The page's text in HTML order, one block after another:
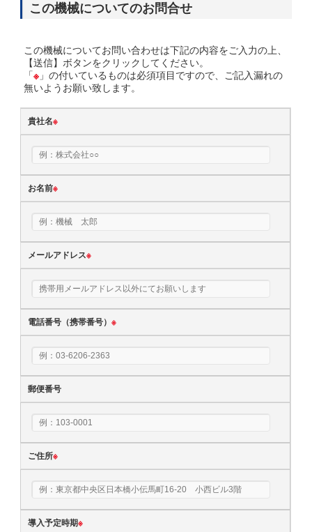
この機械についてのお問合せ
この機械についてお問い合わせは下記の内容をご入力の上、
【送信】ボタンをクリックしてください。
「※ 」の付いているものは必須項目ですので、ご記入漏れの
無いようお願い致します。
貴社名※
お名前※
メールアドレス※
電話番号（携帯番号）※
郵便番号
ご住所※
導入予定時期※